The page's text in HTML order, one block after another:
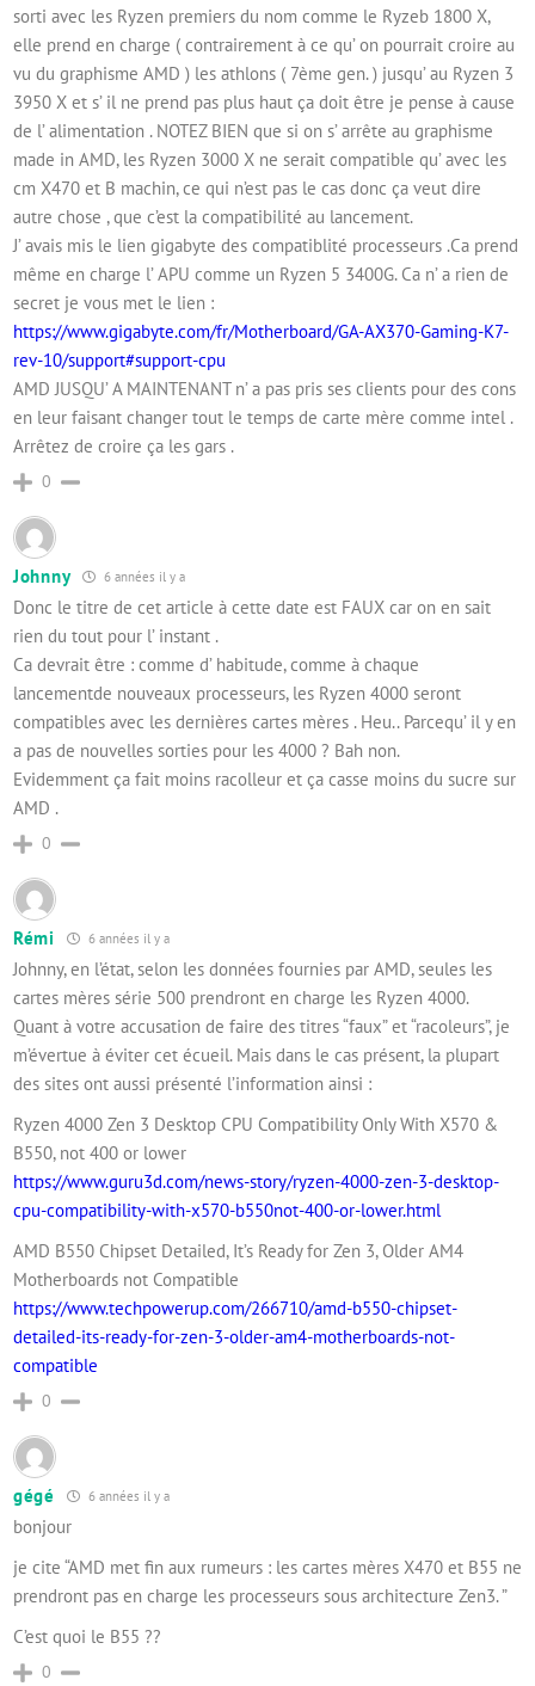
sorti avec les Ryzen premiers du nom comme le Ryzeb 1800 X,
elle prend en charge ( contrairement à ce qu’ on pourrait croire au
vu du graphisme AMD ) les athlons ( 7ème gen. ) jusqu’ au Ryzen 3
3950 X et s’ il ne prend pas plus haut ça doit être je pense à cause
de l’ alimentation . NOTEZ BIEN que si on s’ arrête au graphisme
made in AMD, les Ryzen 3000 X ne serait compatible qu’ avec les
cm X470 et B machin, ce qui n’est pas le cas donc ça veut dire
autre chose , que c’est la compatibilité au lancement.
J’ avais mis le lien gigabyte des compatiblité processeurs .Ca prend
même en charge l’ APU comme un Ryzen 5 3400G. Ca n’ a rien de
secret je vous met le lien :
https://www.gigabyte.com/fr/Motherboard/GA-AX370-Gaming-K7-
rev-10/support#support-cpu
AMD JUSQU’ A MAINTENANT n’ a pas pris ses clients pour des cons
en leur faisant changer tout le temps de carte mère comme intel .
Arrêtez de croire ça les gars .
0
Johnny 6 années il y a
Donc le titre de cet article à cette date est FAUX car on en sait
rien du tout pour l’ instant .
Ca devrait être : comme d’ habitude, comme à chaque
lancementde nouveaux processeurs, les Ryzen 4000 seront
compatibles avec les dernières cartes mères . Heu.. Parcequ’ il y en
a pas de nouvelles sorties pour les 4000 ? Bah non.
Evidemment ça fait moins racolleur et ça casse moins du sucre sur
AMD .
0
Rémi 6 années il y a
Johnny, en l’état, selon les données fournies par AMD, seules les
cartes mères série 500 prendront en charge les Ryzen 4000.
Quant à votre accusation de faire des titres “faux” et “racoleurs”, je
m’évertue à éviter cet écueil. Mais dans le cas présent, la plupart
des sites ont aussi présenté l’information ainsi :
Ryzen 4000 Zen 3 Desktop CPU Compatibility Only With X570 &
B550, not 400 or lower
https://www.guru3d.com/news-story/ryzen-4000-zen-3-desktop-
cpu-compatibility-with-x570-b550not-400-or-lower.html
AMD B550 Chipset Detailed, It’s Ready for Zen 3, Older AM4
Motherboards not Compatible
https://www.techpowerup.com/266710/amd-b550-chipset-
detailed-its-ready-for-zen-3-older-am4-motherboards-not-
compatible
0
gégé 6 années il y a
bonjour
je cite “AMD met fin aux rumeurs : les cartes mères X470 et B55 ne
prendront pas en charge les processeurs sous architecture Zen3. ”
C’est quoi le B55 ??
0